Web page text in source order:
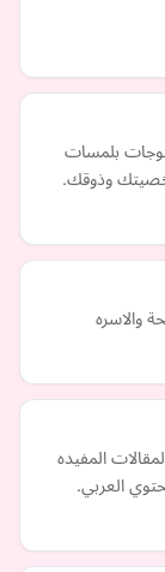
بلمسات
وذوقك.
والاسره
المفيده
العربي.